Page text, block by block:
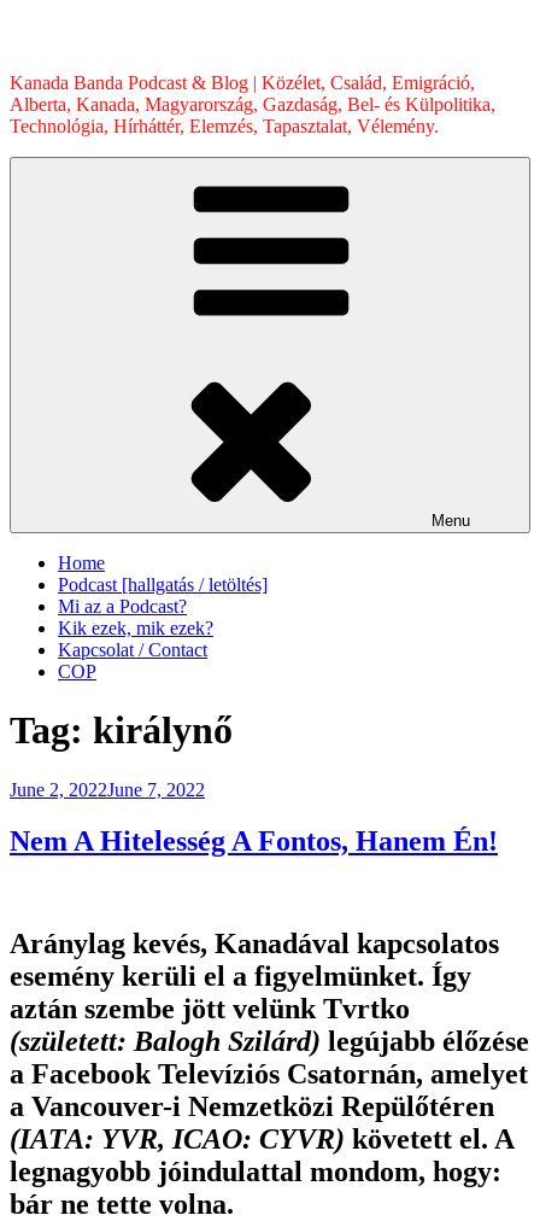
Kanada Banda Podcast & Blog | Közélet, Család, Emigráció,
Alberta, Kanada, Magyarország, Gazdaság, Bel- és Külpolitika,
Technológia, Hírháttér, Elemzés, Tapasztalat, Vélemény.
Menu
Home
Podcast [hallgatás / letöltés]
Mi az a Podcast?
Kik ezek, mik ezek?
Kapcsolat / Contact
COP
Tag: királynő
Posted
June 2, 2022June 7, 2022
Nem A Hitelesség A Fontos, Hanem Én!
Aránylag kevés, Kanadával kapcsolatos
esemény kerüli el a figyelmünket. Így
aztán szembe jött velünk Tvrtko
(született: Balogh Szilárd) legújabb élőzése
a Facebook Televíziós Csatornán, amelyet
a Vancouver-i Nemzetközi Repülőtéren
(IATA: YVR, ICAO: CYVR) követett el. A
legnagyobb jóindulattal mondom, hogy:
bár ne tette volna.